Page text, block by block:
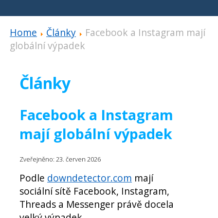
Home Články
Facebook a Instagram mají
globální výpadek
Články
Facebook a Instagram
mají globální výpadek
Zveřejněno: 23. červen 2026
Podle downdetector.com mají
sociální sítě Facebook, Instagram,
Threads a Messenger právě docela